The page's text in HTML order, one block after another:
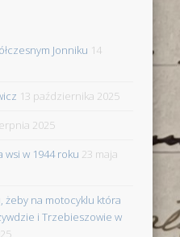
Jonniku 14
13 października 2025
2025
wsi w 1944 roku 23 maja
żeby na motocyklu która
i Trzebieszowie w